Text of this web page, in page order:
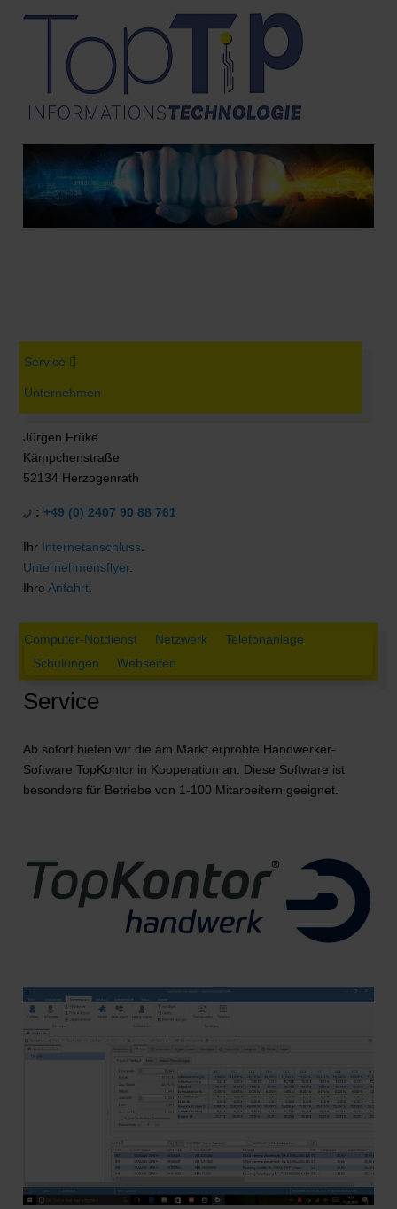
Service
Unternehmen
Jürgen Früke
Kämpchenstraße
52134 Herzogenrath
: +49 (0) 2407 90 88 761
Ihr Internetanschluss
Unternehmensflyer.
Ihre Anfahrt
Computer-Notdienst Netzwerk
Telefonanlage
Schulungen
Webseiten
Service
Ab sofort bieten wir die am Markt erprobte Handwerker-
Software TopKontor in Kooperation an. Diese Software ist
besonders für Betriebe von 1-100 Mitarbeitern geeignet.